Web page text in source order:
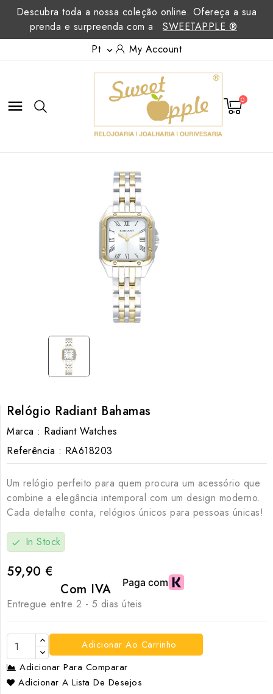
Descubra toda a nossa coleção online. Ofereça a sua
prenda e surpreenda com a
SWEETAPPLE ®
Pt  My Account
 0
Relógio Radiant Bahamas
Marca : Radiant Watches
Referência : RA618203
Um relógio perfeito para quem procura um acessório que
combine a elegância intemporal com um design moderno.
Cada detalhe conta, relógios únicos para pessoas únicas!
check In Stock
59,90 €
Com IVA
Entregue entre 2 - 5 dias úteis
Adicionar Ao Carrinho
Adicionar Para Comparar
Adicionar A Lista De Desejos